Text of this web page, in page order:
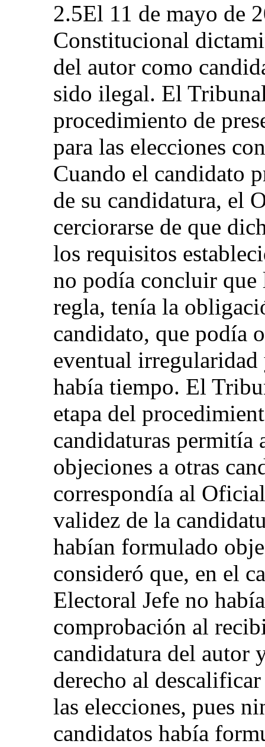
2.5El 11 de mayo de
Constitucional
del autor como
sido ilegal. El
procedimiento de
para las elecciones
Cuando el candidato
de su candidatura, el
cerciorarse de que
los requisitos
no podía concluir que
regla, tenía la
candidato, que podía
eventual
había tiempo. El
etapa del
candidaturas permitía
objeciones a otras
correspondía al
validez de la
habían formulado
consideró que, en el
Electoral Jefe no
comprobación al
candidatura del autor
derecho al
las elecciones, pues
candidatos había